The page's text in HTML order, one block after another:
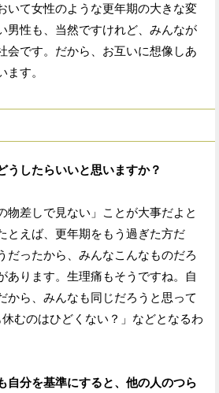
いて女性のような更年期の大きな変
男性も、当然ですけれど、みんなが
会です。だから、お互いに想像しあ
ます。
したらいいと思いますか？
物差しで見ない」ことが大事だよと
とえば、更年期をもう過ぎた方だ
だったから、みんなこんなものだろ
あります。生理痛もそうですね。自
から、みんなも同じだろうと思って
むのはひどくない？」などとなるわ
分を基準にすると、他の人のつら